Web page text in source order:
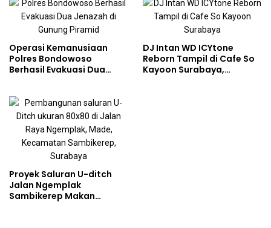
Operasi Kemanusiaan
Polres Bondowoso
Berhasil Evakuasi Dua
DJ Intan WD ICYtone
Reborn Tampil di Cafe So
Kayoon Surabaya,
Proyek Saluran U-ditch
Jalan Ngemplak
Sambikerep Makan